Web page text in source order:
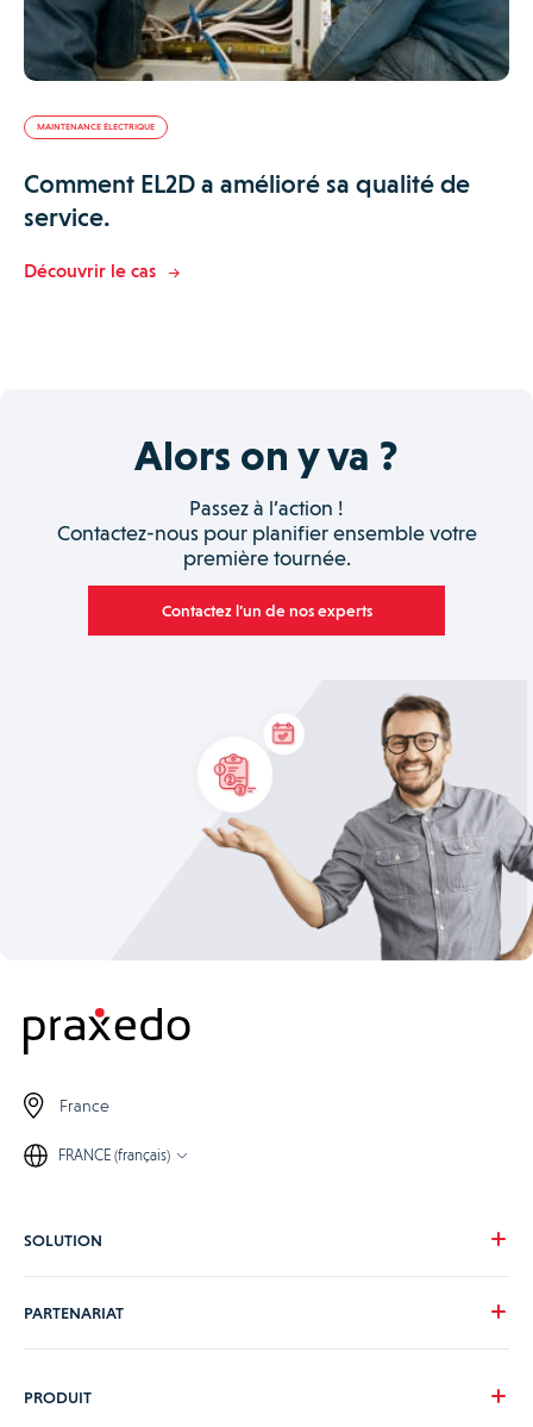
MAINTENANCE ÉLECTRIQUE
Comment EL2D a amélioré sa qualité de
service.
Découvrir le cas
Alors on y va ?
Passez à l’action !
Contactez-nous pour planifier ensemble votre
première tournée.
Contactez l’un de nos experts
France
FRANCE (français)
SOLUTION
Nos tarifs
PARTENARIAT
PRODUIT